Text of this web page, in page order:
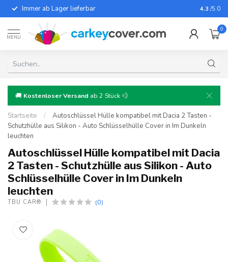
Immer ab Lager lieferbar Für fast
4.3 /5.0
MENU
0
🚚 Kostenloser Versand ab 2 Stück 💨
Startseite /
Autoschlüssel Hülle kompatibel mit Dacia 2 Tasten -
Schutzhülle aus Silikon - Auto Schlüsselhülle Cover in Im Dunkeln
leuchten
Autoschlüssel Hülle kompatibel mit Dacia
2 Tasten - Schutzhülle aus Silikon - Auto
Schlüsselhülle Cover in Im Dunkeln
leuchten
TBU CAR® (0)